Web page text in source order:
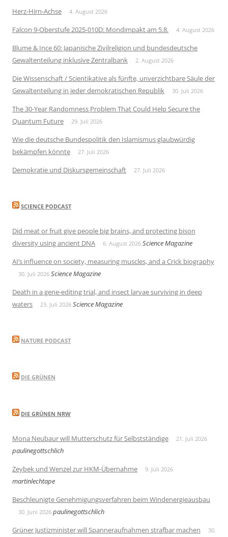
Herz-Hirn-Achse 4. August 2026
Falcon 9-Oberstufe 2025-010D: Mondimpakt am 5.8. 4. August 2026
Blume & Ince 60: Japanische Zivilreligion und bundesdeutsche
Gewaltenteilung inklusive Zentralbank
2. August 2026
Die Wissenschaft / Scientikative als fünfte, unverzichtbare Säule der
Gewaltenteilung in jeder demokratischen Republik
30. Juli 2026
The 30-Year Randomness Problem That Could Help Secure the
Quantum Future
29. Juli 2026
Wie die deutsche Bundespolitik den Islamismus glaubwürdig
bekämpfen könnte
27. Juli 2026
Demokratie und Diskursgemeinschaft 27. Juli 2026
SCIENCE PODCAST
Did meat or fruit give people big brains, and protecting bison
diversity using ancient DNA
6. August 2026 Science Magazine
AI’s influence on society, measuring muscles, and a Crick biography
30. Juli 2026 Science Magazine
Death in a gene-editing trial, and insect larvae surviving in deep
waters
23. Juli 2026 Science Magazine
NATURE PODCAST
DIE GRÜNEN
DIE GRÜNEN NRW
Mona Neubaur will Mutterschutz für Selbstständige 21. Juli 2026
paulinegottschlich
Zeybek und Wenzel zur HKM-Übernahme
9. Juli 2026
martinlechtape
Beschleunigte Genehmigungsverfahren beim Windenergieausbau
30. Juni 2026 paulinegottschlich
Grüner Justizminister will Spanneraufnahmen strafbar machen
30.